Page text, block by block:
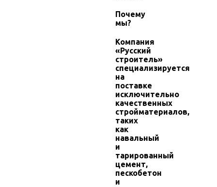
Почему
мы?
Компания
«Русский
строитель»
специализируется
на
поставке
исключительно
качественных
стройматериалов,
таких
как
навальный
и
тарированный
цемент,
пескобетон
и